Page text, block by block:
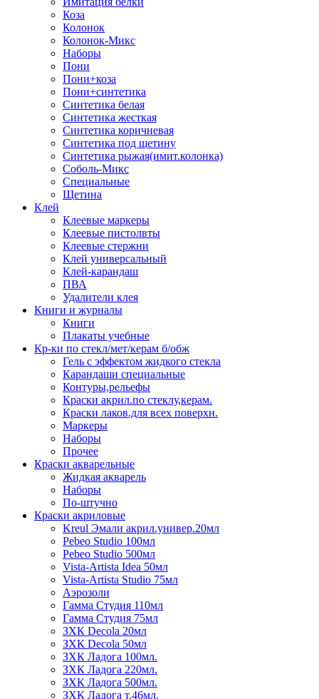
Коза
Колонок
Колонок-Микс
Наборы
Пони
Пони+коза
Пони+синтетика
Синтетика белая
Синтетика жесткая
Синтетика коричневая
Синтетика под щетину
Синтетика рыжая(имит.колонка)
Соболь-Микс
Специальные
Щетина
Клей
Клеевые маркеры
Клеевые пистолвты
Клеевые стержни
Клей универсальный
Клей-карандаш
ПВА
Удалители клея
Книги и журналы
Книги
Плакаты учебные
Кр-ки по стекл/мет/керам б/обж
Гель с эффектом жидкого стекла
Карандаши специальные
Контуры,рельефы
Краски акрил.по стеклу,керам.
Краски лаков.для всех поверхн.
Маркеры
Наборы
Прочее
Краски акварельные
Жидкая акварель
Наборы
По-штучно
Краски акриловые
Kreul Эмали акрил.универ.20мл
Pebeo Studio 100мл
Pebeo Studio 500мл
Vista-Artista Idea 50мл
Vista-Artista Studio 75мл
Аэрозоли
Гамма Студия 110мл
Гамма Студия 75мл
ЗХК Decola 20мл
ЗХК Decola 50мл
ЗХК Ладога 100мл.
ЗХК Ладога 220мл.
ЗХК Ладога 500мл.
ЗХК Ладога т.46мл.